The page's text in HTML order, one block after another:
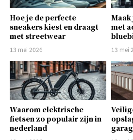
Hoe je de perfecte
sneakers kiest en draagt
met streetwear
13 mei 2026
Maak
met
13 mei
Waarom elektrische
fietsen zo populair zijn in
nederland